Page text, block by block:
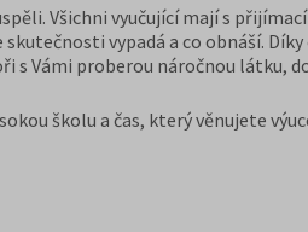
Všichni vyučující mají s
vypadá a co obnáší.
s Vámi proberou náročnou
školu a čas, který věnujete